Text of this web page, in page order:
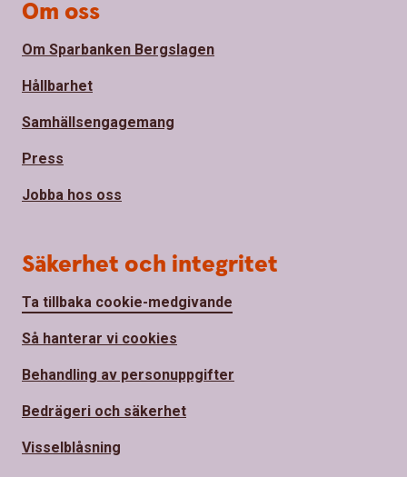
Om oss
Om Sparbanken Bergslagen
Hållbarhet
Samhällsengagemang
Press
Jobba hos oss
Säkerhet och integritet
Ta tillbaka cookie-medgivande
Så hanterar vi cookies
Behandling av personuppgifter
Bedrägeri och säkerhet
Visselblåsning